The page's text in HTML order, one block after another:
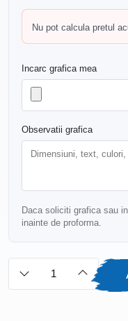
Nu pot calcula pretul
Incarc grafica mea
Observatii grafica
Daca soliciti grafica sau
inainte de proforma.